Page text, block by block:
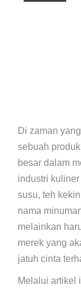
Di zaman
sebuah
besar dalam
industri
susu, teh
nama
melainkan
merek yang
jatuh cinta
Melalui artikel